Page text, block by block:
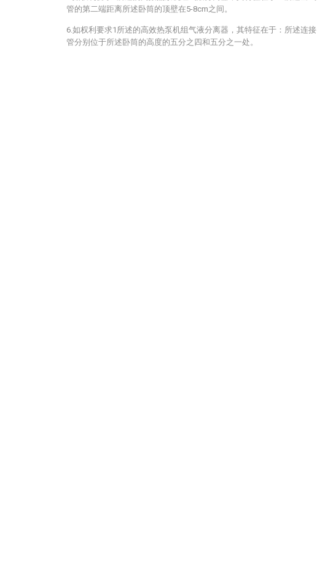
管的第二端距离所述卧筒的顶壁在5-8cm之间。
6.如权利要求1所述的高效热泵机组气液分离器，其特征在于：所述连接
管分别位于所述卧筒的高度的五分之四和五分之一处。